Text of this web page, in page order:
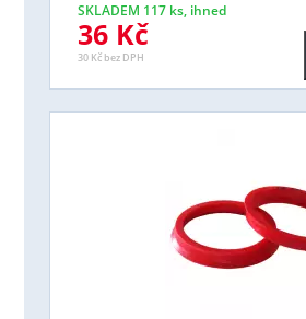
SKLADEM 117 ks, ihned
36 Kč
30 Kč bez DPH